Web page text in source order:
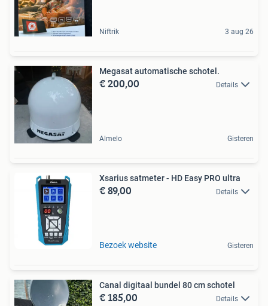
Niftrik 3 aug 26
Megasat automatische schotel.
€ 200,00 Details
Almelo Gisteren
Xsarius satmeter - HD Easy PRO ultra
€ 89,00 Details
Bezoek website Gisteren
Canal digitaal bundel 80 cm schotel
€ 185,00 Details